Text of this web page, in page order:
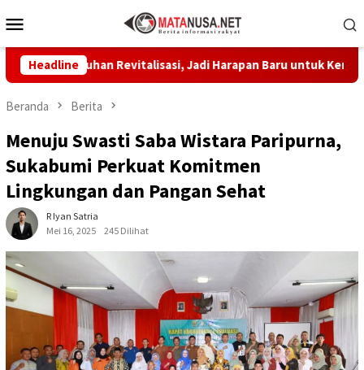
ke
Mobile
HeadlineRevitalisasi, Jadi Harapan Baru untuk Kenyamanan
Beranda Berita
Menuju Swasti Saba Wistara Paripurna,
Sukabumi Perkuat Komitmen
Lingkungan dan Pangan Sehat
R Iyan Satria
Mei 16, 2025
245 Dilihat